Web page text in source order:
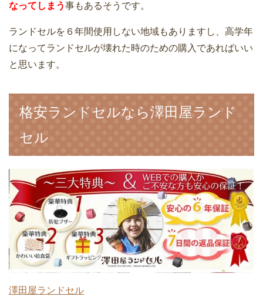
なってしまう事もあるそうです。
ランドセルを６年間使用しない地域もありますし、高学年
になってランドセルが壊れた時のための購入であればいい
と思います。
格安ランドセルなら澤田屋ランド
セル
澤田屋ランドセル